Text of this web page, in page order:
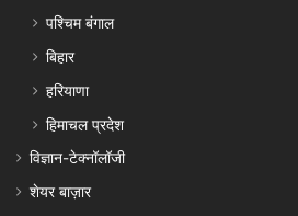
पश्चिम बंगाल
बिहार
हरियाणा
हिमाचल प्रदेश
विज्ञान-टेक्नॉलॉजी
शेयर बाज़ार